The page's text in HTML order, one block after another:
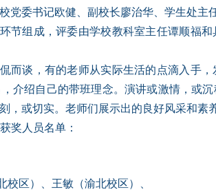
党委书记欧健、副校长廖治华、学生处主
节组成，评委由学校教科室主任谭顺福
而谈，有的老师从实际生活的点滴入手
介绍自己的带班理念。演讲或激情，或
，或切实。老师们展示出的良好风采和素
奖人员名单：
区）、王敏（渝北校区）、